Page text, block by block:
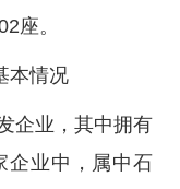
座。
本情况
企业，其中拥有
企业中，属中石